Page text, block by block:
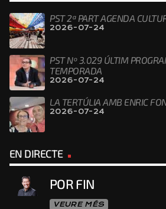
PST 2ª PART AGENDA
2026-07-24
PST Nº 3.029 ÚLTIM
TEMPORADA
2026-07-24
LA TERTÚLIA AMB ENRIC
2026-07-24
EN DIRECTE
POR FIN
VEURE MÉS